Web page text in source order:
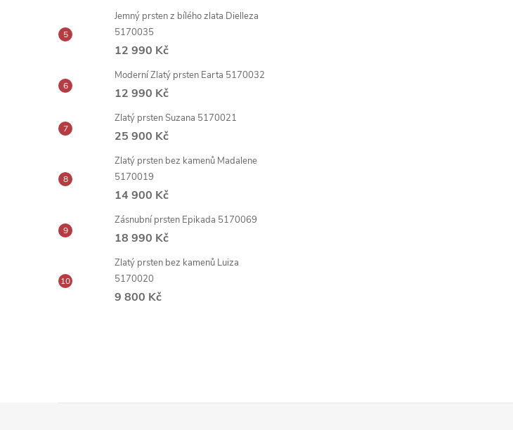
Jemný prsten z bílého zlata Dielleza
5170035
12 990 Kč
Moderní Zlatý prsten Earta 5170032
12 990 Kč
Zlatý prsten Suzana 5170021
25 900 Kč
Zlatý prsten bez kamenů Madalene
5170019
14 900 Kč
Zásnubní prsten Epikada 5170069
18 990 Kč
Zlatý prsten bez kamenů Luiza
5170020
9 800 Kč